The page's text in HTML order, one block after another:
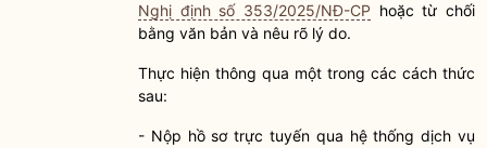
Nghị định số 353/2025/NĐ-CP hoặc từ chối
bằng văn bản và nêu rõ lý do.
Thực hiện thông qua một trong các cách thức
sau:
- Nộp hồ sơtrực tuyến qua hệ thống dịch vụ